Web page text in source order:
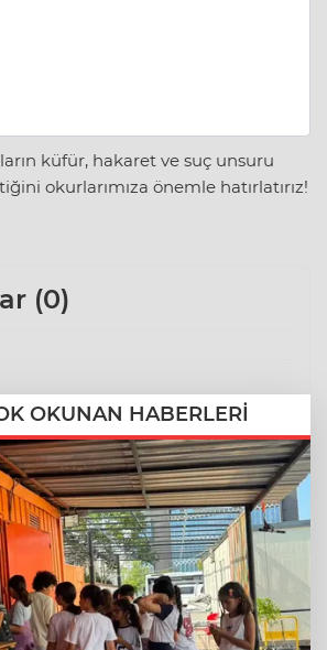
küfür, hakaret ve suç unsuru
okurlarımıza önemle hatırlatırız!
(0)
OKUNAN HABERLERİ